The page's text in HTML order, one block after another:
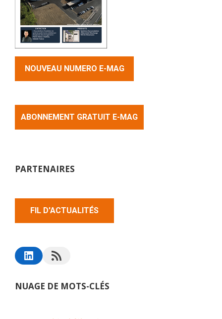
NOUVEAU NUMERO E-MAG
ABONNEMENT GRATUIT E-MAG
PARTENAIRES
FIL D'ACTUALITÉS
NUAGE DE MOTS-CLÉS